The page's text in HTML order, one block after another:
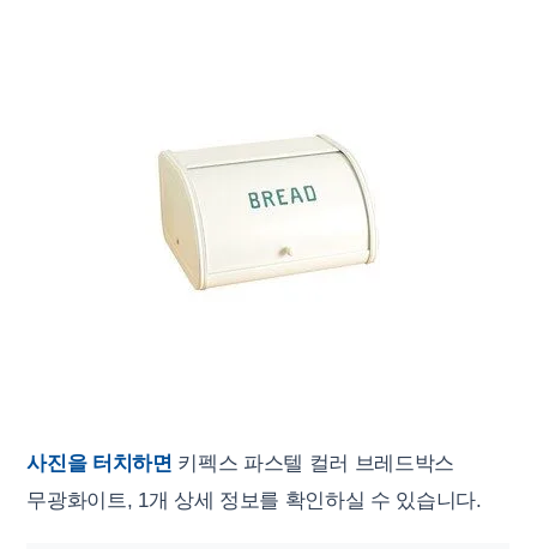
사진을 터치하면 키펙스 파스텔 컬러 브레드박스
무광화이트, 1개 상세 정보를 확인하실 수 있습니다.